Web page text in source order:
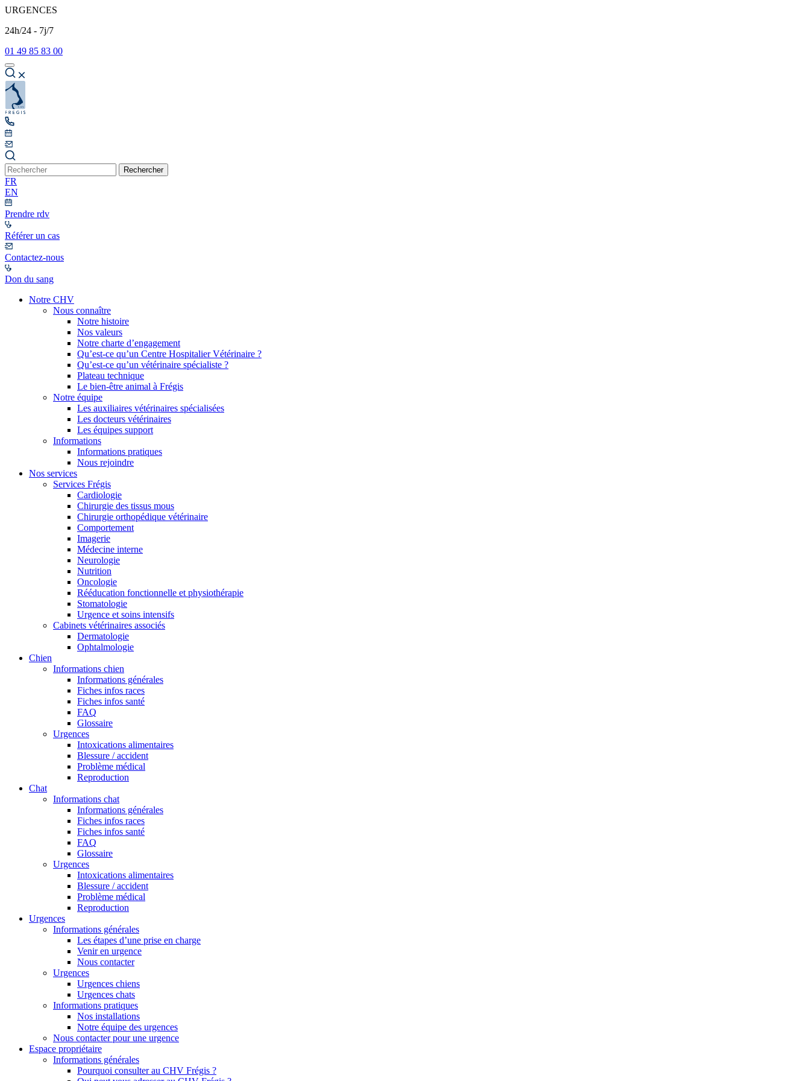
URGENCES
24h/24 - 7j/7
01 49 85 83 00
Rechercher
FR
EN
Prendre rdv
Référer un cas
Contactez-nous
Don du sang
Notre CHV
Nous connaître
Notre histoire
Nos valeurs
Notre charte d’engagement
Qu’est-ce qu’un Centre Hospitalier Vétérinaire ?
Qu’est-ce qu’un vétérinaire spécialiste ?
Plateau technique
Le bien-être animal à Frégis
Notre équipe
Les auxiliaires vétérinaires spécialisées
Les docteurs vétérinaires
Les équipes support
Informations
Informations pratiques
Nous rejoindre
Nos services
Services Frégis
Cardiologie
Chirurgie des tissus mous
Chirurgie orthopédique vétérinaire
Comportement
Imagerie
Médecine interne
Neurologie
Nutrition
Oncologie
Rééducation fonctionnelle et physiothérapie
Stomatologie
Urgence et soins intensifs
Cabinets vétérinaires associés
Dermatologie
Ophtalmologie
Chien
Informations chien
Informations générales
Fiches infos races
Fiches infos santé
FAQ
Glossaire
Urgences
Intoxications alimentaires
Blessure / accident
Problème médical
Reproduction
Chat
Informations chat
Informations générales
Fiches infos races
Fiches infos santé
FAQ
Glossaire
Urgences
Intoxications alimentaires
Blessure / accident
Problème médical
Reproduction
Urgences
Informations générales
Les étapes d’une prise en charge
Venir en urgence
Nous contacter
Urgences
Urgences chiens
Urgences chats
Informations pratiques
Nos installations
Notre équipe des urgences
Nous contacter pour une urgence
Espace propriétaire
Informations générales
Pourquoi consulter au CHV Frégis ?